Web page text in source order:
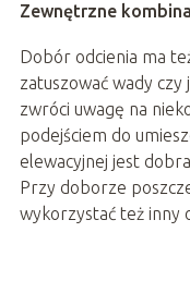
Zewnętrzne
Dobór odcienia ma
zatuszować wady
zwróci uwagę na
podejściem do
elewacyjnej jest
Przy doborze
wykorzystać też inny